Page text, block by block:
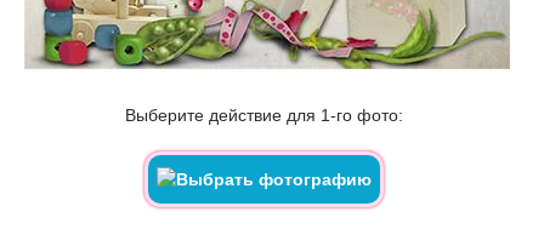
Выберите действие для 1-го фото: